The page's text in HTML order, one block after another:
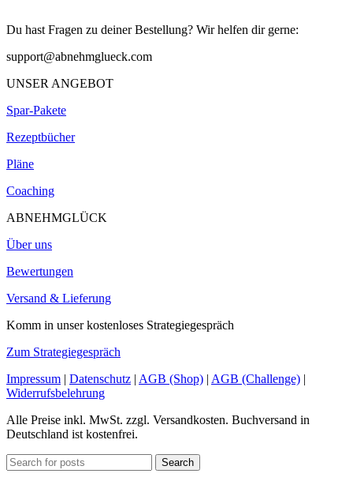
Du hast Fragen zu deiner Bestellung? Wir helfen dir gerne:
support@abnehmglueck.com
UNSER ANGEBOT
Spar-Pakete
Rezeptbücher
Pläne
Coaching
ABNEHMGLÜCK
Über uns
Bewertungen
Versand & Lieferung
Komm in unser kostenloses Strategiegespräch
Zum Strategiegespräch
Impressum | Datenschutz | AGB (Shop) | AGB (Challenge) |
Widerrufsbelehrung
Alle Preise inkl. MwSt. zzgl. Versandkosten. Buchversand in
Deutschland ist kostenfrei.
Search